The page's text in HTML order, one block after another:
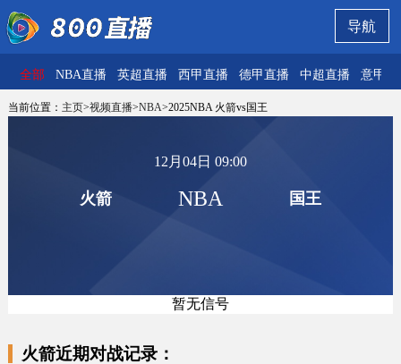
导航
全部 NBA直播 英超直播 西甲直播 德甲直播 中超直播 意甲直
当前位置： 主页>视频直播>NBA>2025NBA 火箭vs国王
火箭
12月04日 09:00
NBA 国王
暂无信号
火箭近期对战记录：